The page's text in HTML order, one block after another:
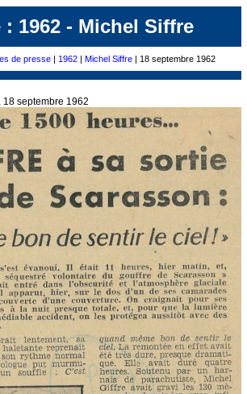
1962 - Michel Siffre
de presse | 1962 | Michel Siffre | 18 septembre 1962
, 18 septembre 1962